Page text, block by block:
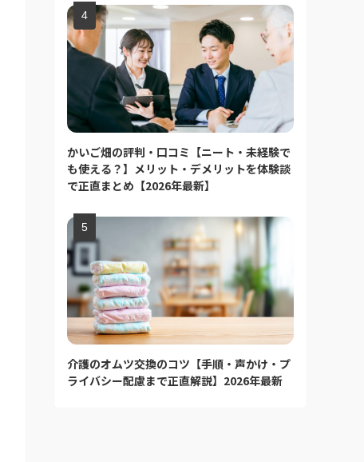
かいご畑の評判・口コミ【ニート・未経験で
も使える？】メリット・デメリットを体験談
で正直まとめ【2026年最新】
介護のオムツ交換のコツ【手順・声かけ・プ
ライバシー配慮まで正直解説】2026年最新